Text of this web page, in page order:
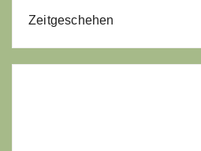
Zeitgeschehen